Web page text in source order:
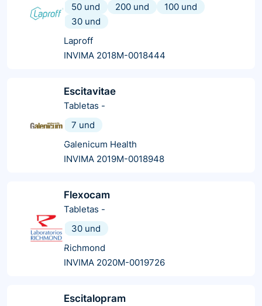
50 und
200 und
100 und
30 und
Laproff
INVIMA 2018M-0018444
Escitavitae
Tabletas -
7 und
Galenicum Health
INVIMA 2019M-0018948
Flexocam
Tabletas -
30 und
Richmond
INVIMA 2020M-0019726
Escitalopram